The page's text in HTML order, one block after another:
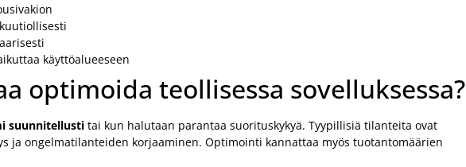
käyttöalueeseen
optimoida teollisessa sovelluksessa?
suunnitellusti tai kun halutaan parantaa suorituskykyä. Tyypillisiä tilanteita ovat
ja ongelmatilanteiden korjaaminen. Optimointi kannattaa myös tuotantomäärien